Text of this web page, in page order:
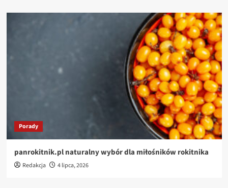
Porady
panrokitnik.pl naturalny wybór dla miłośników rokitnika
Redakcja 4 lipca, 2026